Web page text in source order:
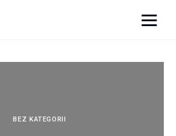
BEZ KATEGORII